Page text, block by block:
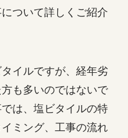
ついて詳しくご紹介
イルですが、経年劣
も多いのではないで
は、塩ビタイルの特
ミング、工事の流れ